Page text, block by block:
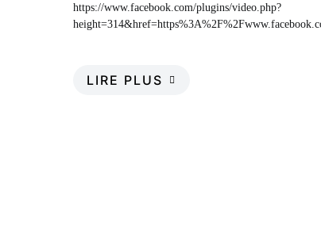
https://www.facebook.com/plugins/video.php?
LIRE PLUS